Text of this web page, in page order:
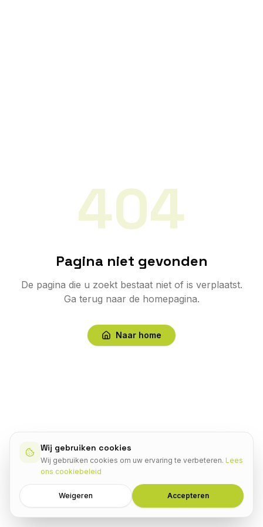
Wij gebruiken cookies
Wij gebruiken cookies om uw ervaring te verbeteren. Lees
ons cookiebeleid
Weigeren Accepteren
404
Pagina niet gevonden
De pagina die u zoekt bestaat niet of is verplaatst.
Ga terug naar de homepagina.
Naar home